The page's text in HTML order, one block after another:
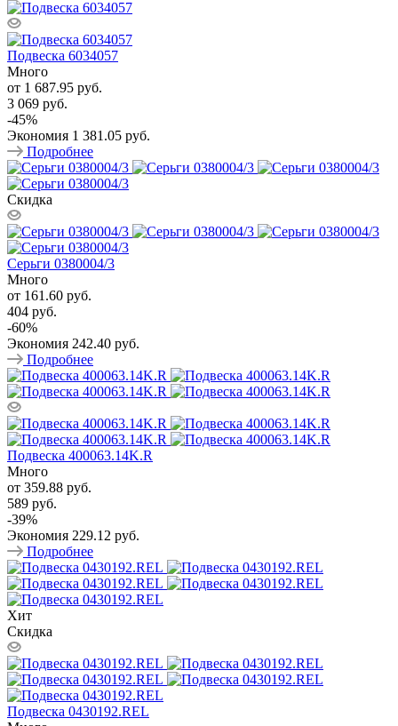
Подвеска 6034057
Много
от 1 687.95 руб.
3 069 руб.
-45%
Экономия 1 381.05 руб.
Подробнее
Скидка
Серьги 0380004/3
Много
от 161.60 руб.
404 руб.
-60%
Экономия 242.40 руб.
Подробнее
Подвеска 400063.14K.R
Много
от 359.88 руб.
589 руб.
-39%
Экономия 229.12 руб.
Подробнее
Хит
Скидка
Подвеска 0430192.REL